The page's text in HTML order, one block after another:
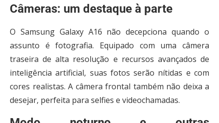
Câmeras: um destaque à parte
O Samsung Galaxy A16 não decepciona quando o
assunto é fotografia. Equipado com uma câmera
traseira de alta resolução e recursos avançados de
inteligência artificial, suas fotos serão nítidas e com
cores realistas. A câmera frontal também não deixa a
desejar, perfeita para selfies e videochamadas.